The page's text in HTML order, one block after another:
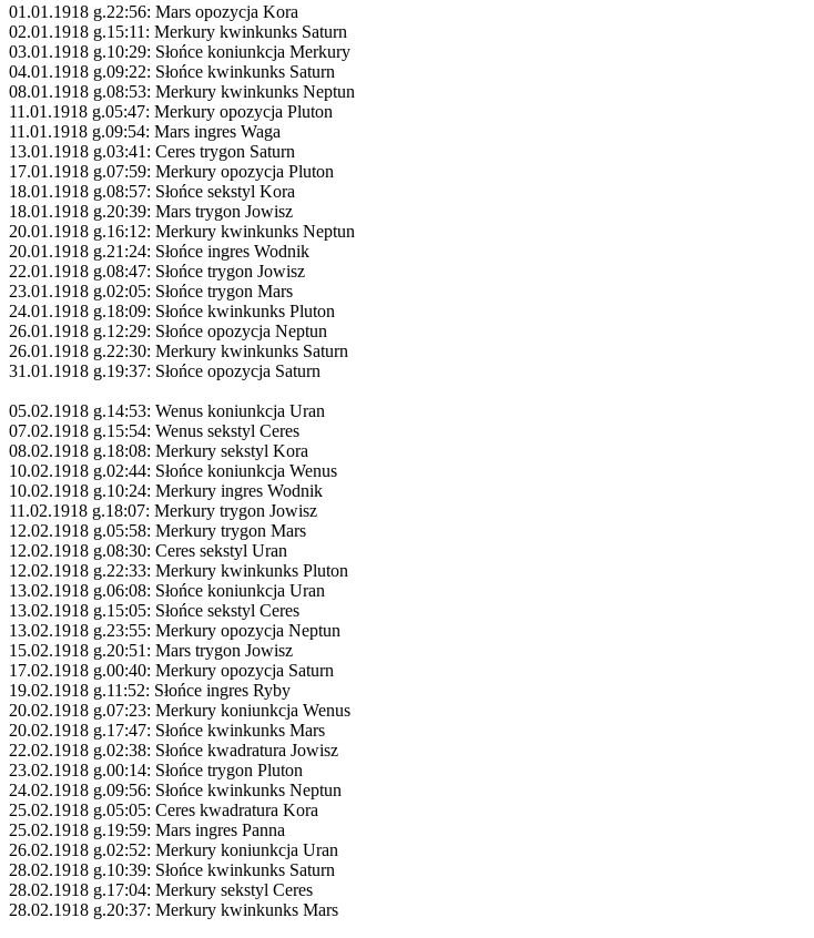
01.01.1918 g.22:56: Mars opozycja Kora
02.01.1918 g.15:11: Merkury kwinkunks Saturn
03.01.1918 g.10:29: Słońce koniunkcja Merkury
04.01.1918 g.09:22: Słońce kwinkunks Saturn
08.01.1918 g.08:53: Merkury kwinkunks Neptun
11.01.1918 g.05:47: Merkury opozycja Pluton
11.01.1918 g.09:54: Mars ingres Waga
13.01.1918 g.03:41: Ceres trygon Saturn
17.01.1918 g.07:59: Merkury opozycja Pluton
18.01.1918 g.08:57: Słońce sekstyl Kora
18.01.1918 g.20:39: Mars trygon Jowisz
20.01.1918 g.16:12: Merkury kwinkunks Neptun
20.01.1918 g.21:24: Słońce ingres Wodnik
22.01.1918 g.08:47: Słońce trygon Jowisz
23.01.1918 g.02:05: Słońce trygon Mars
24.01.1918 g.18:09: Słońce kwinkunks Pluton
26.01.1918 g.12:29: Słońce opozycja Neptun
26.01.1918 g.22:30: Merkury kwinkunks Saturn
31.01.1918 g.19:37: Słońce opozycja Saturn
05.02.1918 g.14:53: Wenus koniunkcja Uran
07.02.1918 g.15:54: Wenus sekstyl Ceres
08.02.1918 g.18:08: Merkury sekstyl Kora
10.02.1918 g.02:44: Słońce koniunkcja Wenus
10.02.1918 g.10:24: Merkury ingres Wodnik
11.02.1918 g.18:07: Merkury trygon Jowisz
12.02.1918 g.05:58: Merkury trygon Mars
12.02.1918 g.08:30: Ceres sekstyl Uran
12.02.1918 g.22:33: Merkury kwinkunks Pluton
13.02.1918 g.06:08: Słońce koniunkcja Uran
13.02.1918 g.15:05: Słońce sekstyl Ceres
13.02.1918 g.23:55: Merkury opozycja Neptun
15.02.1918 g.20:51: Mars trygon Jowisz
17.02.1918 g.00:40: Merkury opozycja Saturn
19.02.1918 g.11:52: Słońce ingres Ryby
20.02.1918 g.07:23: Merkury koniunkcja Wenus
20.02.1918 g.17:47: Słońce kwinkunks Mars
22.02.1918 g.02:38: Słońce kwadratura Jowisz
23.02.1918 g.00:14: Słońce trygon Pluton
24.02.1918 g.09:56: Słońce kwinkunks Neptun
25.02.1918 g.05:05: Ceres kwadratura Kora
25.02.1918 g.19:59: Mars ingres Panna
26.02.1918 g.02:52: Merkury koniunkcja Uran
28.02.1918 g.10:39: Słońce kwinkunks Saturn
28.02.1918 g.17:04: Merkury sekstyl Ceres
28.02.1918 g.20:37: Merkury kwinkunks Mars